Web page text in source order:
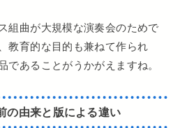
組曲が大規模な演奏会のためで
教育的な目的も兼ねて作られ
であることがうかがえますね。
の由来と版による違い